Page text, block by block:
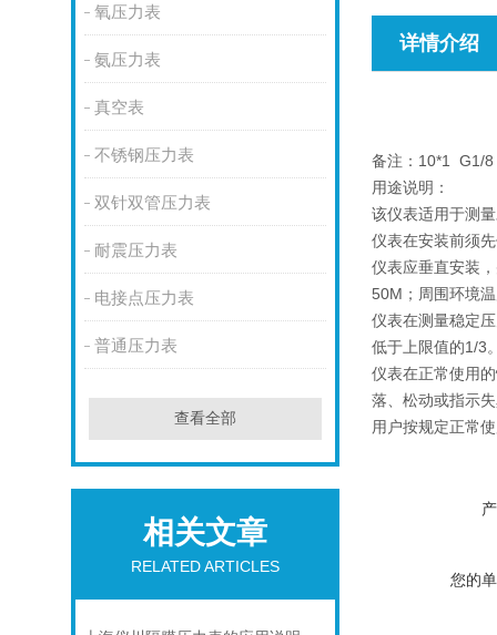
氧压力表
氨压力表
真空表
不锈钢压力表
双针双管压力表
耐震压力表
电接点压力表
普通压力表
查看全部
相关文章
RELATED ARTICLES
详情介绍
备注：10*1 G1/
用途说明：
该仪表适用于测
仪表在安装前须
仪表应垂直安装
50M；周围环境
仪表在测量稳定
低于上限值的1/3
仪表在正常使用
落、松动或指示
用户按规定正常
您的